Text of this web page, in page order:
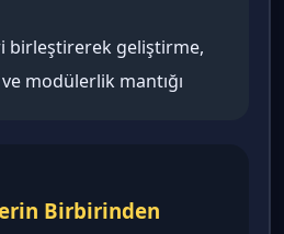
birleştirerek geliştirme,
modülerlik mantığı
Birbirinden